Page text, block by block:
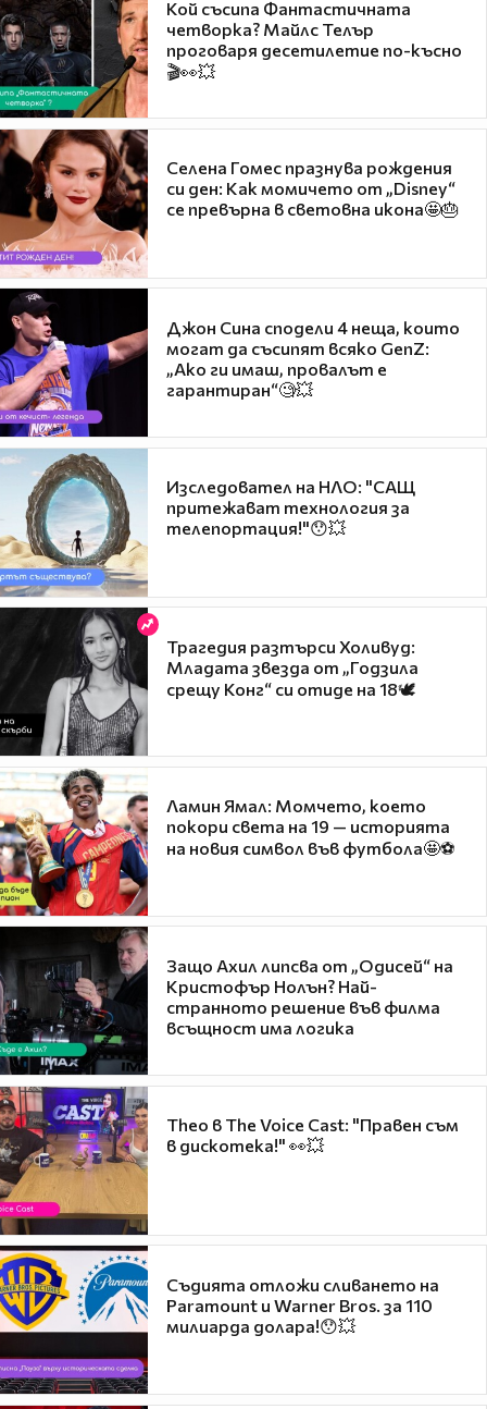
Кой съсипа Фантастичната
четворка? Майлс Телър
проговаря десетилетие по-късно
🎬👀💥
Селена Гомес празнува рождения
си ден: Как момичето от „Disney“
се превърна в световна икона🤩🎂
Джон Сина сподели 4 неща, които
могат да съсипят всяко GenZ:
„Ако ги имаш, провалът е
гарантиран“🧐💥
Изследовател на НЛО: "САЩ
притежават технология за
телепортация!"😯💥
Трагедия разтърси Холивуд:
Младата звезда от „Годзила
срещу Конг“ си отиде на 18🕊️
Ламин Ямал: Момчето, което
покори света на 19 — историята
на новия символ във футбола🤩⚽
Защо Ахил липсва от „Одисей“ на
Кристофър Нолън? Най-
странното решение във филма
всъщност има логика
Theo в The Voice Cast: "Правен съм
в дискотека!" 👀💥
Съдията отложи сливането на
Paramount и Warner Bros. за 110
милиарда долара!😯💥